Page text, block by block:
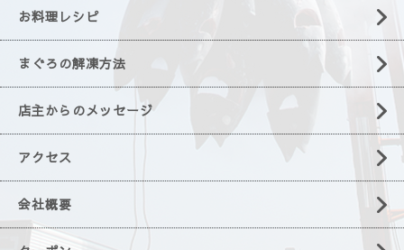
お料理レシピ
まぐろの解凍方法
店主からのメッセージ
アクセス
会社概要